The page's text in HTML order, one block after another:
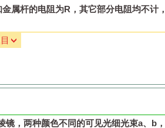
金属杆的电阻为R ，其它部分电阻均不计，
镜，两种颜色不同的可见光细光束a、 b ，